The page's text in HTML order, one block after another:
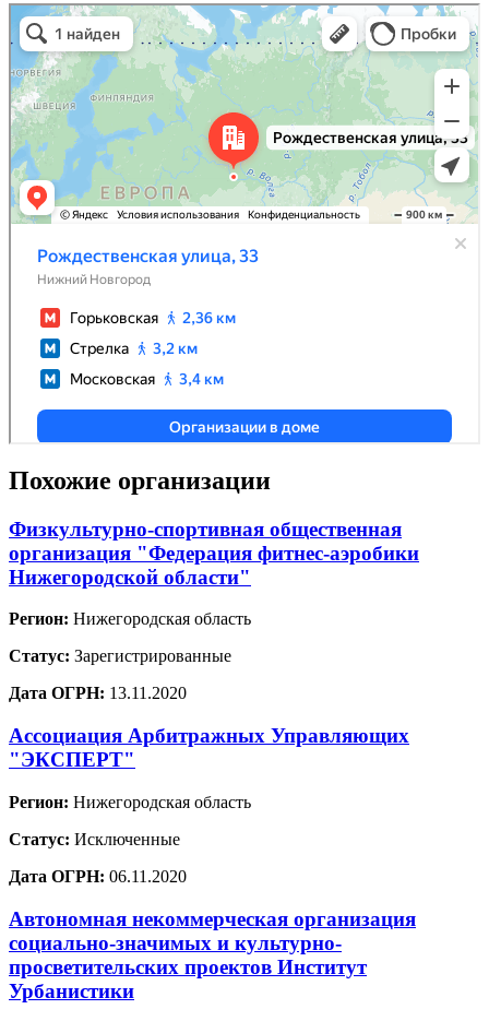
Похожие организации
Физкультурно-спортивная общественная
организация "Федерация фитнес-аэробики
Нижегородской области"
Регион: Нижегородская область
Статус: Зарегистрированные
Дата ОГРН: 13.11.2020
Ассоциация Арбитражных Управляющих
"ЭКСПЕРТ"
Регион: Нижегородская область
Статус: Исключенные
Дата ОГРН: 06.11.2020
Автономная некоммерческая организация
социально-значимых и культурно-
просветительских проектов Институт
Урбанистики